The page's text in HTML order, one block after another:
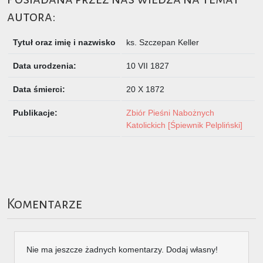
autora:
Tytuł oraz imię i nazwisko ks. Szczepan Keller
Data urodzenia: 10 VII 1827
Data śmierci: 20 X 1872
Publikacje:
Zbiór Pieśni Nabożnych
Katolickich [Śpiewnik Pelpliński]
Komentarze
Nie ma jeszcze żadnych komentarzy. Dodaj własny!